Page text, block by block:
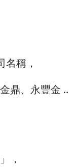
名稱，
鼎、永豐金 ..
，